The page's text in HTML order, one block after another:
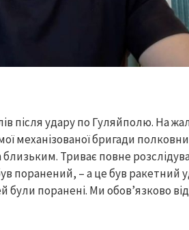
після удару по Гуляйполю. На
механізованої бригади
близьким. Триває повне
поранений, – а це був ракетний
були поранені. Ми обов’язково